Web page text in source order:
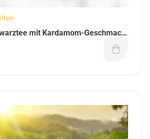
mit Kardamom-Geschmack
| 25 Teebeuteln